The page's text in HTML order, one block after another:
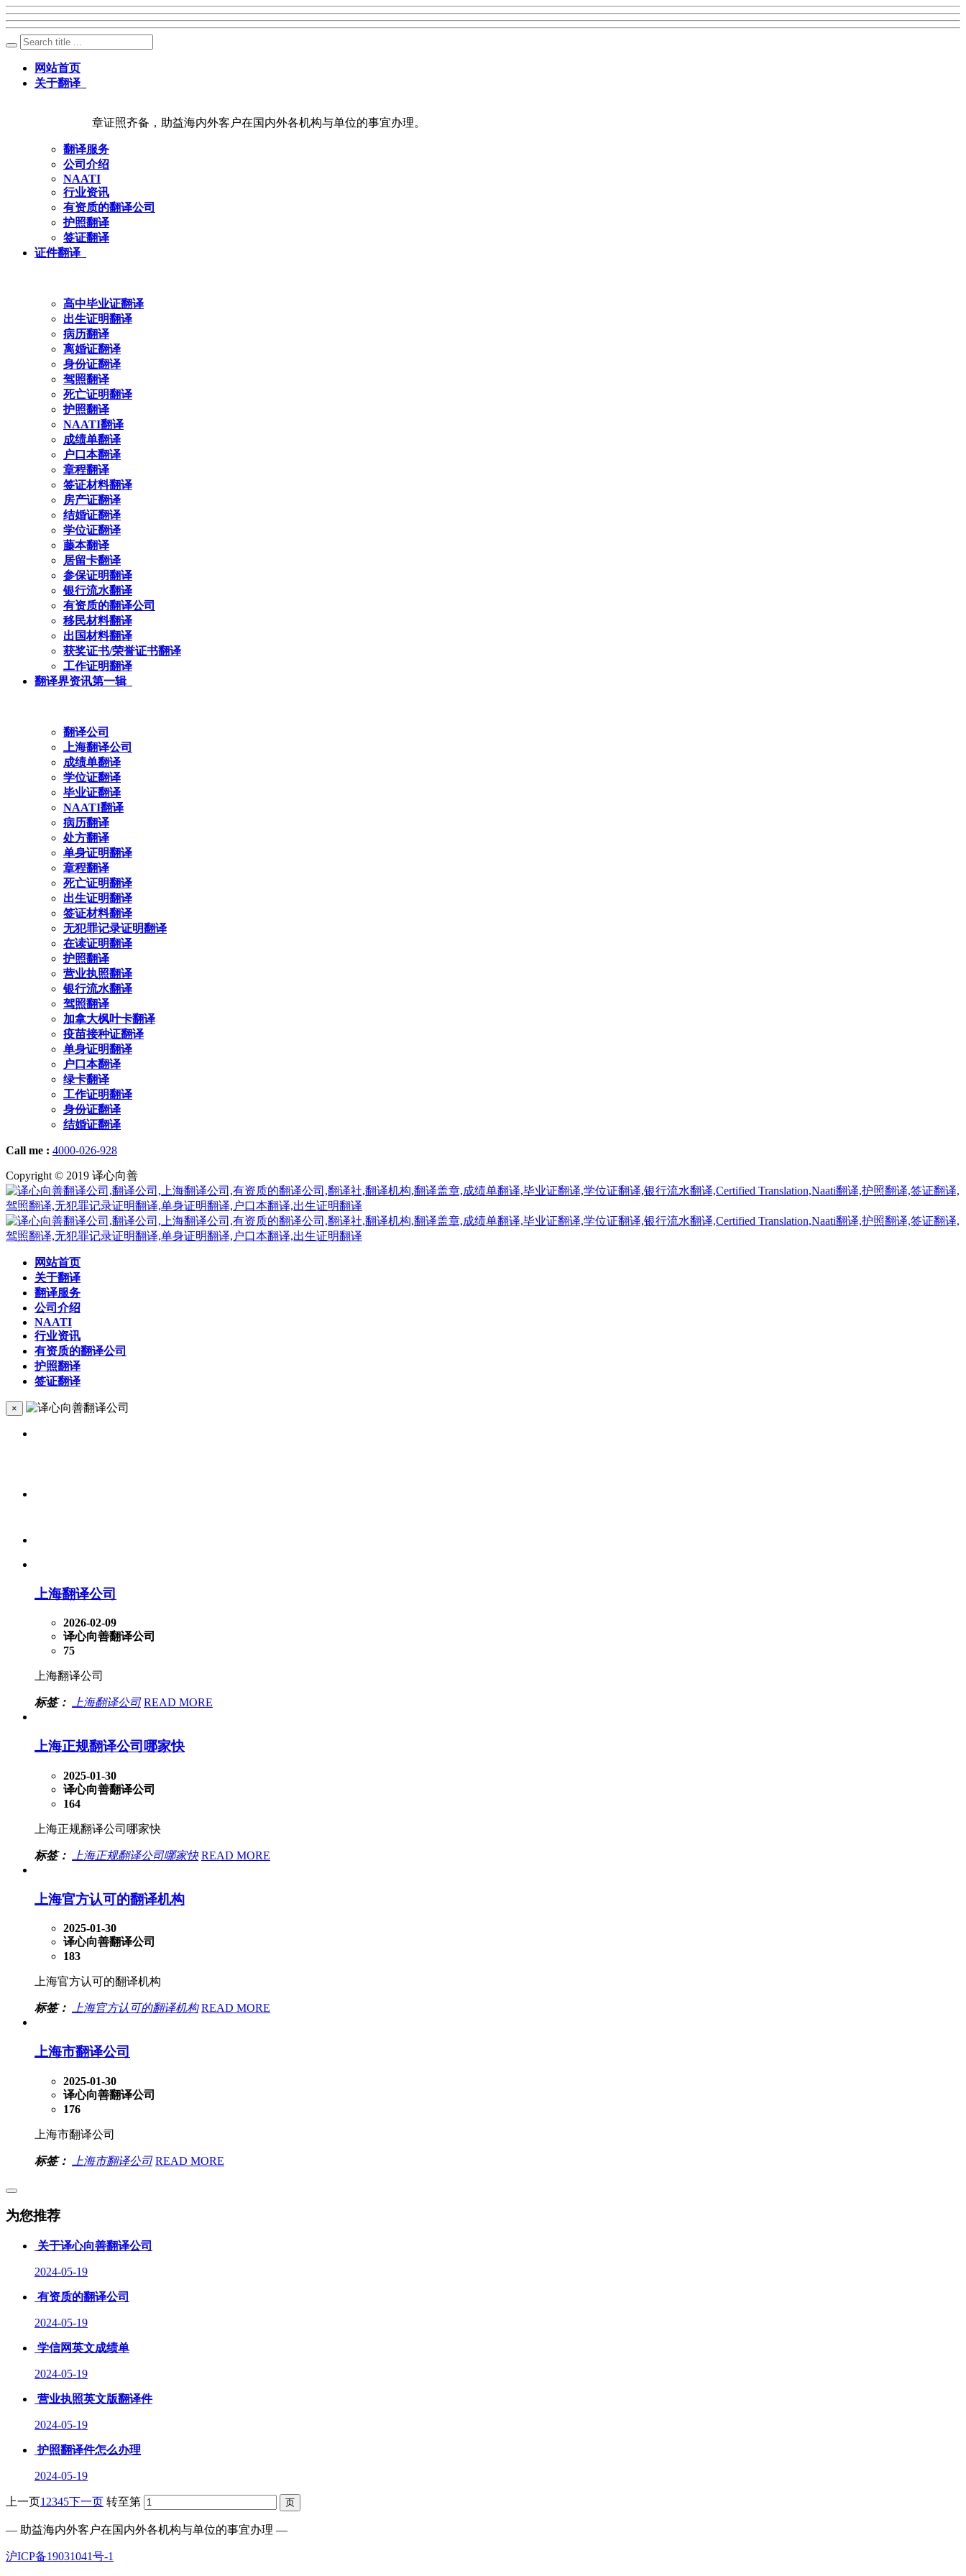
网站首页
关于翻译
章证照齐备，助益海内外客户在国内外各机构与单位的事宜办理。
翻译服务
公司介绍
NAATI
行业资讯
有资质的翻译公司
护照翻译
签证翻译
证件翻译
高中毕业证翻译
出生证明翻译
病历翻译
离婚证翻译
身份证翻译
驾照翻译
死亡证明翻译
护照翻译
NAATI翻译
成绩单翻译
户口本翻译
章程翻译
签证材料翻译
房产证翻译
结婚证翻译
学位证翻译
藤本翻译
居留卡翻译
参保证明翻译
银行流水翻译
有资质的翻译公司
移民材料翻译
出国材料翻译
获奖证书/荣誉证书翻译
工作证明翻译
翻译界资讯第一辑
翻译公司
上海翻译公司
成绩单翻译
学位证翻译
毕业证翻译
NAATI翻译
病历翻译
处方翻译
单身证明翻译
章程翻译
死亡证明翻译
出生证明翻译
签证材料翻译
无犯罪记录证明翻译
在读证明翻译
护照翻译
营业执照翻译
银行流水翻译
驾照翻译
加拿大枫叶卡翻译
疫苗接种证翻译
单身证明翻译
户口本翻译
绿卡翻译
工作证明翻译
身份证翻译
结婚证翻译
Call me : 4000-026-928
Copyright © 2019 译心向善
网站首页
关于翻译
翻译服务
公司介绍
NAATI
行业资讯
有资质的翻译公司
护照翻译
签证翻译
×
上海翻译公司
2026-02-09
译心向善翻译公司
75
上海翻译公司
标签： 上海翻译公司 READ MORE
上海正规翻译公司哪家快
2025-01-30
译心向善翻译公司
164
上海正规翻译公司哪家快
标签： 上海正规翻译公司哪家快 READ MORE
上海官方认可的翻译机构
2025-01-30
译心向善翻译公司
183
上海官方认可的翻译机构
标签： 上海官方认可的翻译机构 READ MORE
上海市翻译公司
2025-01-30
译心向善翻译公司
176
上海市翻译公司
标签： 上海市翻译公司 READ MORE
为您推荐
关于译心向善翻译公司
2024-05-19
有资质的翻译公司
2024-05-19
学信网英文成绩单
2024-05-19
营业执照英文版翻译件
2024-05-19
护照翻译件怎么办理
2024-05-19
上一页1 2345下一页 转至第
— 助益海内外客户在国内外各机构与单位的事宜办理 —
沪ICP备19031041号-1